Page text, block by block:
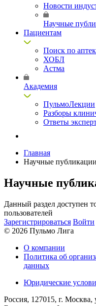
Новости
Научные
Пациентам
Поиск по
ХОБЛ
Астма
Академия
ПульмоЛекции
Разборы
Ответы
Главная
Научные публикации
Научные
Данный раздел доступен
пользователей
Зарегистрироваться Войти
© 2026 Пульмо Лига
О компании
Политика об
данных
Юридические
Россия, 127015, г. Москва,